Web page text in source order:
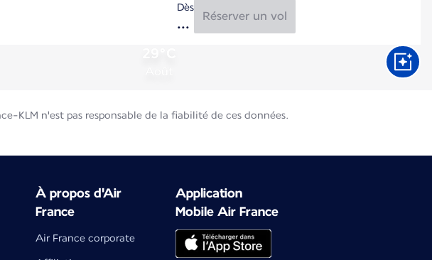
Dès
Réserver un vol
KLM n'est pas responsable de la fiabilité de ces données.
À propos d'Air
France
Air France corporate
Application
Mobile Air France